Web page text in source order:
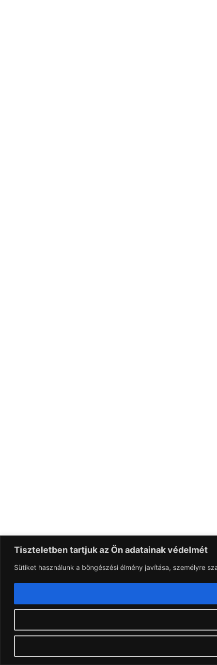
Tiszteletben tartjuk az Ön adatainak védelmét
Sütiket használunk a böngészési élmény javítása, személyre